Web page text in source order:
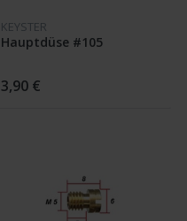
KEYSTER
Hauptdüse #105
3,90 €